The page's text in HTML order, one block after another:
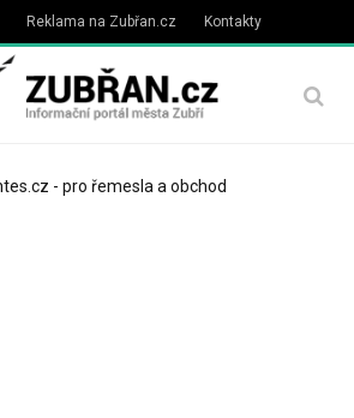
Reklama na Zubřan.cz Kontakty